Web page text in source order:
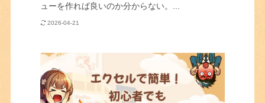
ューを作れば良いのか分からない。...
2026-04-21